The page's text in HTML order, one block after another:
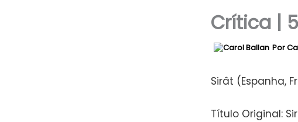
Crítica |
Por
Sirât (Espanha,
Título Original: